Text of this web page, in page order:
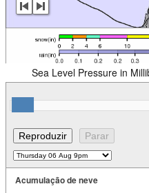
Sea Level Pressure in
Acumulação de neve